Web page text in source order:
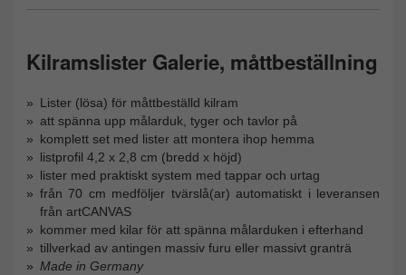
Kilramslister Galerie, måttbeställning
Lister (lösa) för måttbeställd kilram
att spänna upp målarduk, tyger och tavlor på
komplett set med lister att montera ihop hemma
listprofil 4,2 x 2,8 cm (bredd x höjd)
lister med praktiskt system med tappar och urtag
från 70 cm medföljer tvärslå(ar) automatiskt i leveransen
från artCANVAS
kommer med kilar för att spänna målarduken i efterhand
tillverkad av antingen massiv furu eller massivt granträ
Made in Germany